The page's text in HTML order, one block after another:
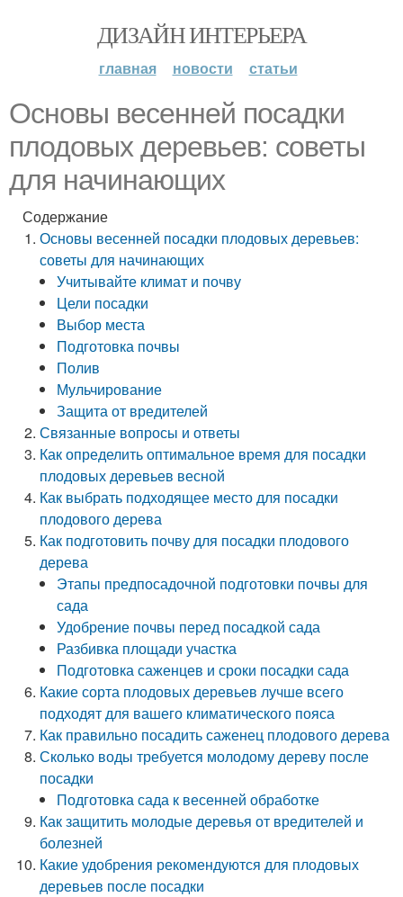
ДИЗАЙН ИНТЕРЬЕРА
главная новости статьи
Основы весенней посадки
плодовых деревьев: советы
для начинающих
Содержание
Основы весенней посадки плодовых деревьев:
советы для начинающих
Учитывайте климат и почву
Цели посадки
Выбор места
Подготовка почвы
Полив
Мульчирование
Защита от вредителей
Связанные вопросы и ответы
Как определить оптимальное время для посадки
плодовых деревьев весной
Как выбрать подходящее место для посадки
плодового дерева
Как подготовить почву для посадки плодового
дерева
Этапы предпосадочной подготовки почвы для
сада
Удобрение почвы перед посадкой сада
Разбивка площади участка
Подготовка саженцев и сроки посадки сада
Какие сорта плодовых деревьев лучше всего
подходят для вашего климатического пояса
Как правильно посадить саженец плодового дерева
Сколько воды требуется молодому дереву после
посадки
Подготовка сада к весенней обработке
Как защитить молодые деревья от вредителей и
болезней
Какие удобрения рекомендуются для плодовых
деревьев после посадки